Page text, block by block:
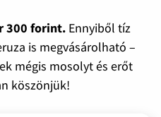
300 forint.Ennyiből tíz
is megvásárolható –
mégis mosolyt és erőt
köszönjük!